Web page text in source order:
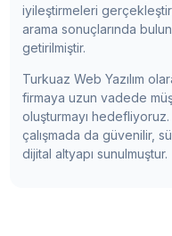
iyileştirmeleri
arama sonuçlarında
getirilmiştir.
Turkuaz Web Yazılım
firmaya uzun vadede
oluşturmayı
çalışmada da güvenilir,
dijital altyapı sunulmuştur.